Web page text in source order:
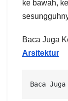
ke bawah,
Baca Juga
Arsitektur
Baca